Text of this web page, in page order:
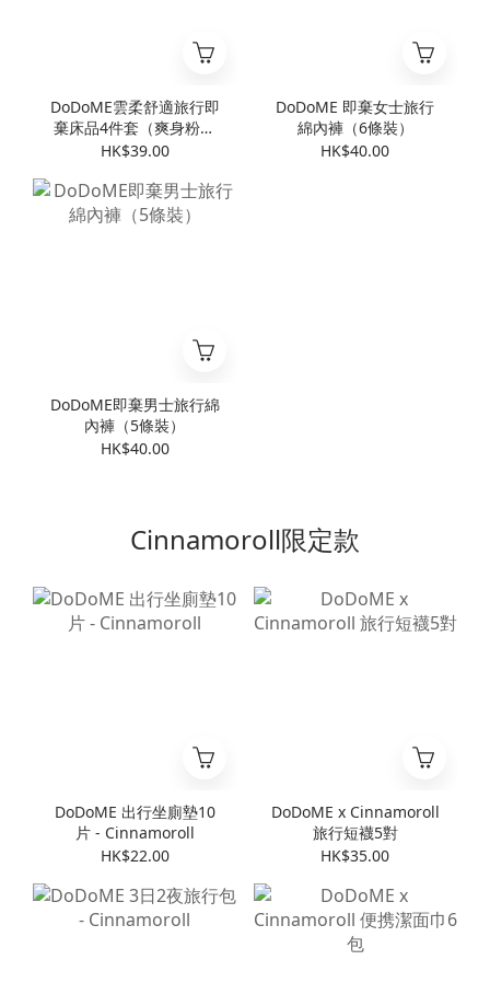
DoDoME雲柔舒適旅行即
棄床品4件套（爽身粉香
味）
HK$39.00
DoDoME 即棄女士旅行
綿內褲（6條裝）
HK$40.00
DoDoME即棄男士旅行綿
內褲（5條裝）
HK$40.00
Cinnamoroll限定款
DoDoME 出行坐廁墊10
片 - Cinnamoroll
HK$22.00
DoDoME x Cinnamoroll
旅行短襪5對
HK$35.00